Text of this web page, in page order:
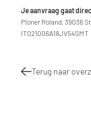
Je aanvraag gaat
Ploner Roland, 39036
IT021006A18JV54SMT
Terug naar